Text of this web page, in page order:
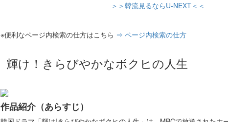
＞＞韓流見るならU-NEXT＜＜
※便利なページ内検索の仕方はこちら ⇒ ページ内検索の仕方
輝け！きらびやかなボクヒの人生
作品紹介（あらすじ）